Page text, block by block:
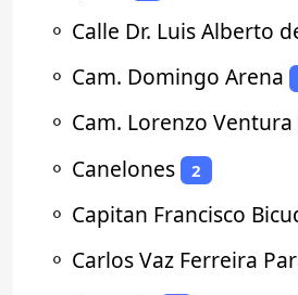
⚬ Calle Dr. Luis Alberto
⚬ Cam. Domingo Arena
⚬ Cam. Lorenzo Ventura
⚬ Canelones 2
⚬ Capitan Francisco
⚬ Carlos Vaz Ferreira